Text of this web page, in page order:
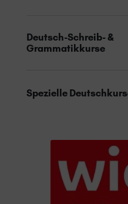
Deutsch-Schreib- &
Grammatikkurse
Spezielle